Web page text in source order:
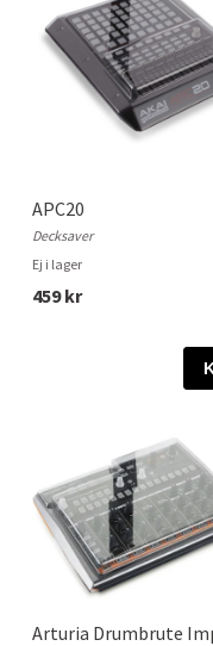
APC20
Decksaver
Ej i lager
459 kr
Arturia Drumbrute